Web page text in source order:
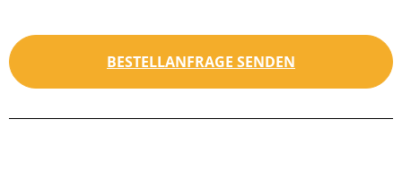
BESTELLANFRAGE SENDEN